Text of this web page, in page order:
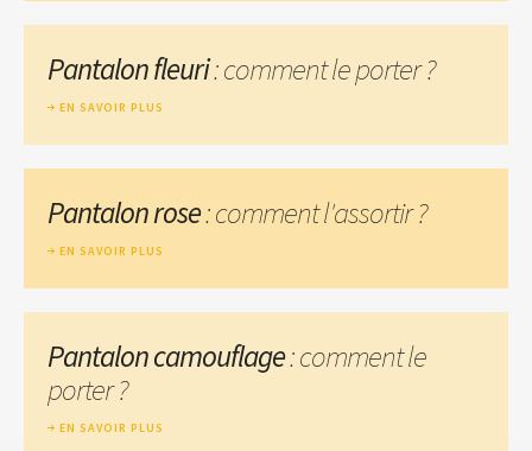
Pantalon fleuri: comment le porter ?
EN SAVOIR PLUS
Pantalon rose: comment l'assortir ?
EN SAVOIR PLUS
Pantalon camouflage: comment le
porter ?
EN SAVOIR PLUS